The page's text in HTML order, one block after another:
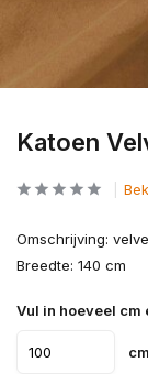
Katoen
Omschrijving:
Breedte: 140 cm
Vul in hoeveel cm
cm